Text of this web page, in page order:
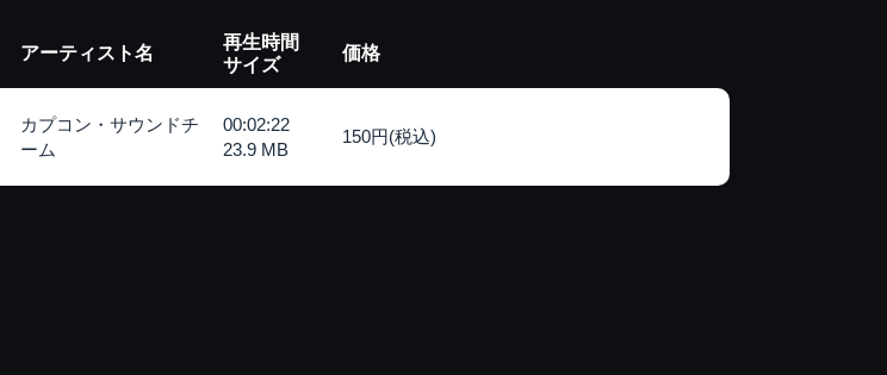
アーティスト名
再生時間
サイズ
価格
カプコン・サウンドチ
ーム
00:02:22
23.9 MB
150円(税込)